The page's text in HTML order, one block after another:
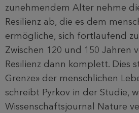
zunehmendem Alter nehme
Resilienz ab, die es dem
ermögliche, sich fortlaufend
Zwischen 120 und 150 Jahren
Resilienz dann komplett. Dies
Grenze» der menschlichen
schreibt Pyrkov in der Studie,
Wissenschaftsjournal Nature